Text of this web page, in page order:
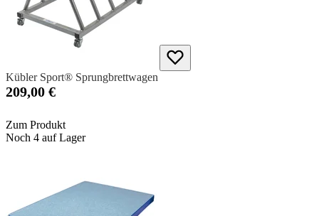
Kübler Sport® Sprungbrettwagen
209,00 €
Zum Produkt
Noch 4 auf Lager